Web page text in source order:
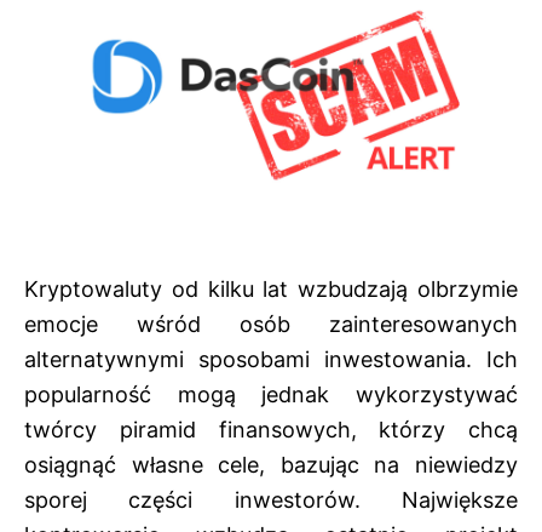
Kryptowaluty od kilku lat wzbudzają olbrzymie
emocje wśród osób zainteresowanych
alternatywnymi sposobami inwestowania. Ich
popularność mogą jednak wykorzystywać
twórcy piramid finansowych, którzy chcą
osiągnąć własne cele, bazując na niewiedzy
sporej części inwestorów. Największe